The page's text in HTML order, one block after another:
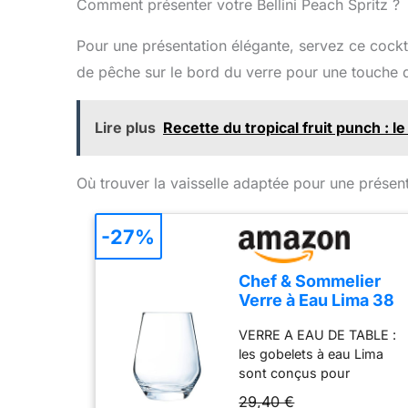
inoxydable
au lave-vaisselle
Comment présenter votre Bellini Peach Spritz ?
Pour une présentation élégante, servez ce
de pêche sur le bord du verre pour une touche
Lire plus Recette du tropical fruit punch :
Où trouver la vaisselle adaptée pour une
Chef & Sommelier
Verre à Eau Lima 38
VERRE A EAU DE TABLE :
les gobelets à eau Lima
sont conçus pour
29,40 €
-27%